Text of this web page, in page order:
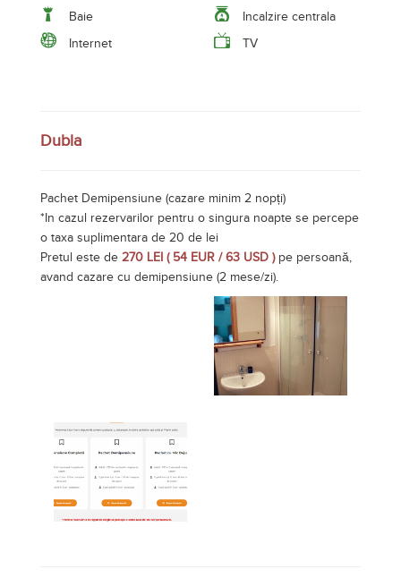
Baie
Incalzire centrala
Internet
TV
Dubla
Pachet Demipensiune (cazare minim 2 nopți)
*In cazul rezervarilor pentru o singura noapte se percepe
o taxa suplimentara de 20 de lei
Pretul este de 270 LEI ( 54 EUR / 63 USD )pe persoană,
avand cazare cu demipensiune (2 mese/zi).